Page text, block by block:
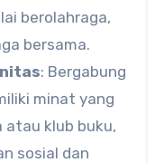
berolahraga,
bersama.
: Bergabung
minat yang
atau klub buku,
sosial dan